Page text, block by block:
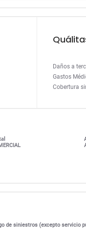
Daños a
Gastos
Cobertura
de siniestros (excepto servicio